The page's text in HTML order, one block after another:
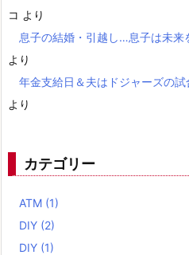
コ より
息子の結婚・引越し…息子は未来
より
年金支給日＆夫はドジャーズの
より
カテゴリー
ATM (1)
DIY (2)
DIY (1)